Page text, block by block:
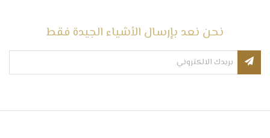
نحن نعد بإرسال الأشياء الجيدة فقط